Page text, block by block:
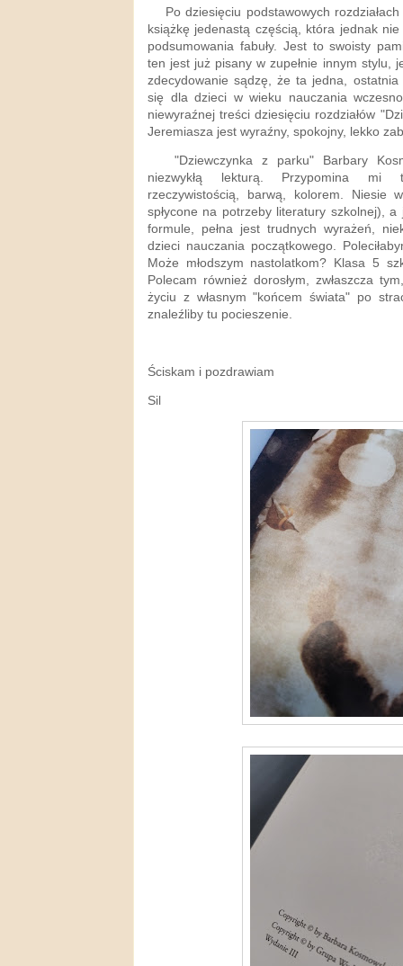
Po dziesięciu podstawowych
książkę jedenastą częścią, która jednak
podsumowania fabuły. Jest to swoisty
ten jest już pisany w zupełnie innym stylu,
zdecydowanie sądzę, że ta jedna,
się dla dzieci w wieku nauczania
niewyraźnej treści dziesięciu rozdziałów
Jeremiasza jest wyraźny, spokojny, lekko
"Dziewczynka z parku" Barbary
niezwykłą lekturą. Przypomina mi
rzeczywistością, barwą, kolorem. Niesie
spłycone na potrzeby literatury szkolnej),
formule, pełna jest trudnych wyrażeń,
dzieci nauczania początkowego.
Może młodszym nastolatkom? Klasa 5
Polecam również dorosłym, zwłaszcza
życiu z własnym "końcem świata" po
znaleźliby tu pocieszenie.
Ściskam i pozdrawiam
Sil